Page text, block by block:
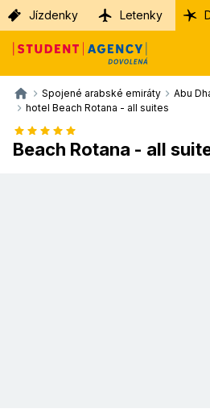
Jízdenky Letenky
Spojené arabské emiráty
Abu
hotel Beach Rotana - all suites
Beach Rotana - all